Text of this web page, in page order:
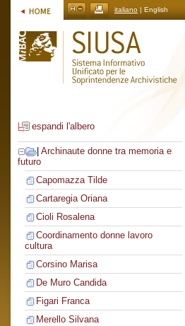
italiano | English
espandi l'albero
Archinaute donne tra memoria e
futuro
Capomazza Tilde
Cartaregia Oriana
Cioli Rosalena
Coordinamento donne lavoro
cultura
Corsino Marisa
De Muro Candida
Figari Franca
Merello Silvana